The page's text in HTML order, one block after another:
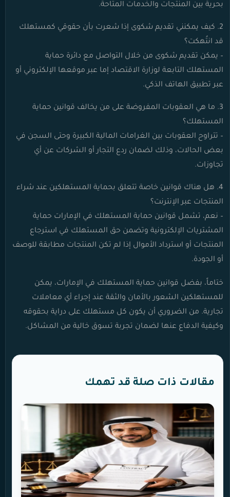
بحرية بين المنتجات والخدمات المتاحة.
2. كيف يمكنني تقديم شكوى إذا شعرت بأن حقوقي كمستهلك
قد انتُهكت؟
– يمكن تقديم شكوى من خلال التواصل مع دائرة حماية
المستهلك التابعة لوزارة الاقتصاد إما عبر موقعها الإلكتروني أو
عبر تطبيق الهاتف الذكي.
3. ما هي العقوبات المفروضة على من يخالف قوانين حماية
المستهلك؟
– تتراوح العقوبات بين الغرامات المالية الكبيرة وحتى السجن في
بعض الحالات، وذلك لضمان ردع التجار أو الشركات عن أي
تجاوزات.
4. هل هناك قوانين خاصة تتعلق بحماية المستهلكين عند شراء
المنتجات عبر الإنترنت؟
– نعم، تشمل قوانين حماية المستهلك في الإمارات حماية
المشتريات الإلكترونية وتضمن حق المستهلك في استرجاع
المنتجات أو استرداد الأموال إذا لم تكن المنتجات مطابقة للوصف
أو الجودة.
ختاماً، بفضل قوانين حماية المستهلك في الإمارات، يمكن
للمستهلكين الشعور بالأمان والثقة عند إجراء أي معاملات
تجارية. من الضروري أن يكون كل مستهلك على دراية بحقوقه
وكيفية الدفاع عنها لضمان تجربة تسوق خالية من المشاكل.
مقالات ذات صلة قد تهمك